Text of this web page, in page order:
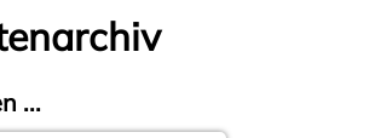
...